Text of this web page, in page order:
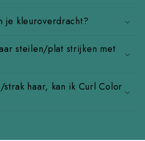
je kleuroverdracht?
steilen/plat strijken met
strak haar, kan ik Curl Color